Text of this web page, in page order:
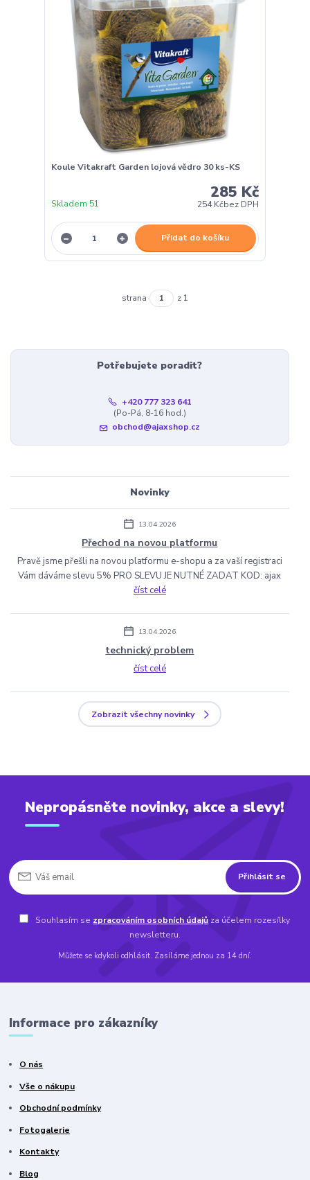
Koule Vitakraft Garden lojová vědro 30 ks-KS
285 Kč
254 Kčbez DPH
Skladem 51
Přidat do košíku
strana z 1
Potřebujete poradit?
+420 777 323 641
(Po-Pá, 8-16 hod.)
obchod@ajaxshop.cz
Novinky
13.04.2026
Přechod na novou platformu
Pravě jsme přešli na novou platformu e-shopu a za vaší registraci
Vám dáváme slevu 5% PRO SLEVU JE NUTNÉ ZADAT KOD: ajax
číst celé
13.04.2026
technický problem
číst celé
Zobrazit všechny novinky
Nepropásněte novinky, akce a slevy!
Přihlásit se
Souhlasím se zpracováním osobních údajů za účelem rozesílky
newsletteru.
Můžete se kdykoli odhlásit. Zasíláme jednou za 14 dní.
Informace pro zákazníky
O nás
Vše o nákupu
Obchodní podmínky
Fotogalerie
Kontakty
Blog